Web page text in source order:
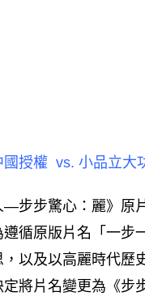
國授權 vs. 小品立大
—步步驚心：麗》原
遵循原版片名「一步
，以及以高麗時代歷
定將片名變更為《步